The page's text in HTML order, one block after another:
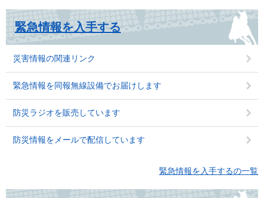
緊急情報を入手する
災害情報の関連リンク
緊急情報を同報無線設備でお届けします
防災ラジオを販売しています
防災情報をメールで配信しています
緊急情報を入手するの一覧